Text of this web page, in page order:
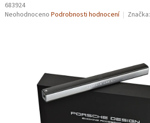
683924
Průměrné
Neohodnoceno Podrobnosti hodnocení Značka: